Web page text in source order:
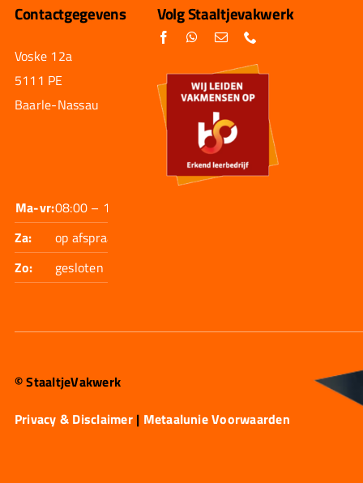
Contactgegevens
Voske 12a
5111 PE
Baarle-Nassau
Ma-vr:08:00 – 17:30
Za:
op afspraak
Zo:
gesloten
Volg Staaltjevakwerk
© StaaltjeVakwerk
Privacy & Disclaimer| Metaalunie Voorwaarden